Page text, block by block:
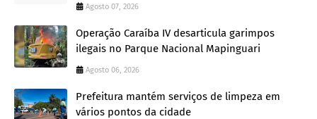
Agosto 07, 2026
Operação Caraíba IV desarticula garimpos
ilegais no Parque Nacional Mapinguari
Agosto 06, 2026
Prefeitura mantém serviços de limpeza em
vários pontos da cidade